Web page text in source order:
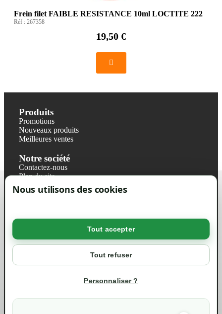
Nous utilisons des cookies
Tout accepter
Tout refuser
Personnaliser ?
Frein filet FAIBLE RESISTANCE 10ml LOCTITE 222
Réf : 267358
19,50 €
Produits
Promotions
Nouveaux produits
Meilleures ventes
Notre société
Contactez-nous
Plan du site
Magasin
Mentions légales
Politique de confidentialité RGPD
Votre compte
info@green-tech-shop.com